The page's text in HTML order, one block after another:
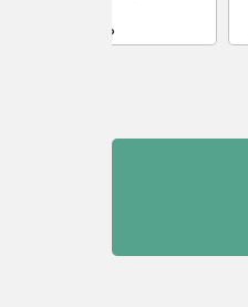
489,000